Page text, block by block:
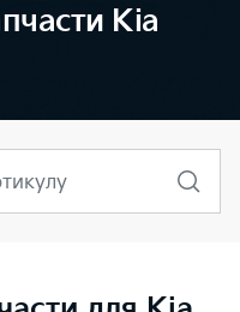
Kia